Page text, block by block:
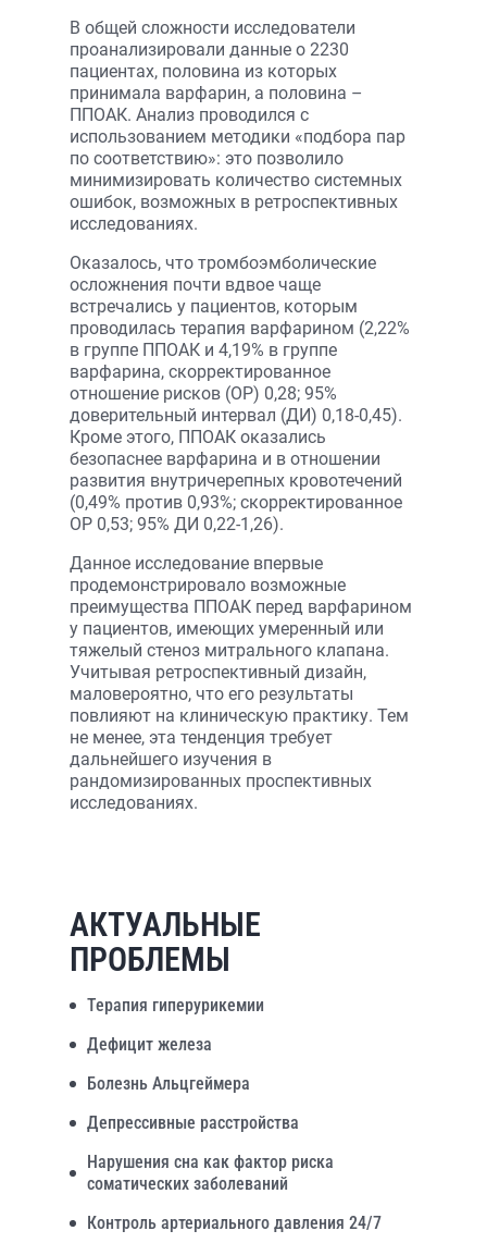
В общей сложности исследователи
проанализировали данные о 2230
пациентах, половина из которых
принимала варфарин, а половина –
ППОАК. Анализ проводился с
использованием методики «подбора пар
по соответствию»: это позволило
минимизировать количество системных
ошибок, возможных в ретроспективных
исследованиях.
Оказалось, что тромбоэмболические
осложнения почти вдвое чаще
встречались у пациентов, которым
проводилась терапия варфарином (2,22%
в группе ППОАК и 4,19% в группе
варфарина, скорректированное
отношение рисков (ОР) 0,28; 95%
доверительный интервал (ДИ) 0,18-0,45).
Кроме этого, ППОАК оказались
безопаснее варфарина и в отношении
развития внутричерепных кровотечений
(0,49% против 0,93%; скорректированное
ОР 0,53; 95% ДИ 0,22-1,26).
Данное исследование впервые
продемонстрировало возможные
преимущества ППОАК перед варфарином
у пациентов, имеющих умеренный или
тяжелый стеноз митрального клапана.
Учитывая ретроспективный дизайн,
маловероятно, что его результаты
повлияют на клиническую практику. Тем
не менее, эта тенденция требует
дальнейшего изучения в
рандомизированных проспективных
исследованиях.
АКТУАЛЬНЫЕ
ПРОБЛЕМЫ
Терапия гиперурикемии
Дефицит железа
Болезнь Альцгеймера
Депрессивные расстройства
Нарушения сна как фактор риска
соматических заболеваний
Контроль артериального давления 24/7